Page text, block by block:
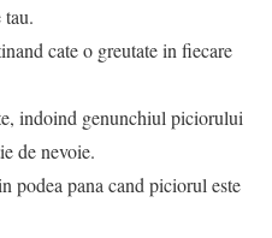
cate o greutate in fiecare
indoind genunchiul piciorului
de nevoie.
podea pana cand piciorul este